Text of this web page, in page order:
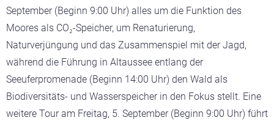
September (Beginn 9:00 Uhr) alles um die Funktion des
Moores als CO₂-Speicher, um Renaturierung,
Naturverjüngung und das Zusammenspiel mit der Jagd,
während die Führung in Altaussee entlang der
Seeuferpromenade (Beginn 14:00 Uhr) den Wald als
Biodiversitäts- und Wasserspeicher in den Fokus stellt. Eine
weitere Tour am Freitag, 5. September (Beginn 9:00 Uhr) führt